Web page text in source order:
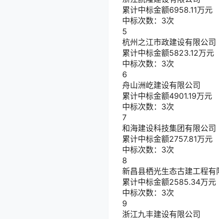
累计中标金额6958.11万元
中标次数：3次
5
杭州之江市政建设有限公司
累计中标金额5823.12万元
中标次数：3次
6
舟山洲屹建设有限公司
累计中标金额4901.19万元
中标次数：3次
7
和海建设科技集团有限公司
累计中标金额2757.81万元
中标次数：3次
8
新昌县栖光生态古建工程有
累计中标金额2585.34万元
中标次数：3次
9
浙江九丰建设有限公司